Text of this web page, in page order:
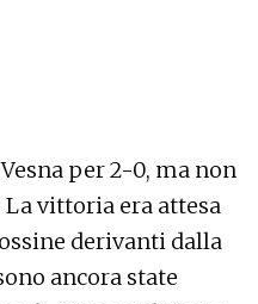
per 2-0, ma non
vittoria era attesa
derivanti dalla
ancora state